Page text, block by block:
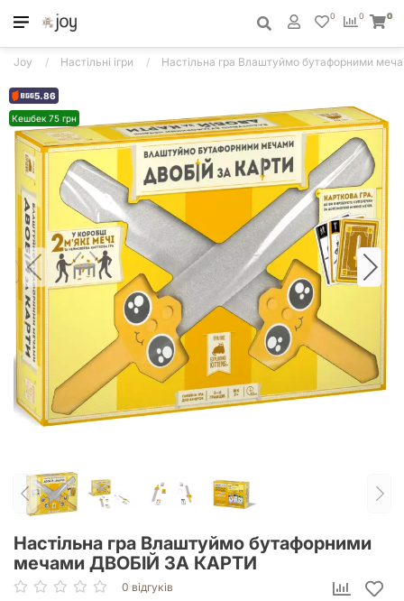
0
0 0
Joy Настільні ігри Настільна гра Влаштуймо бутафорними
5.86
Кешбек 75 грн
Настільна гра Влаштуймо бутафорними
мечами ДВОБІЙ ЗА КАРТИ
0 відгуків